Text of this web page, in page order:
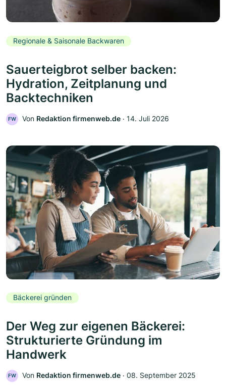
Regionale & Saisonale Backwaren
Sauerteigbrot selber backen:
Hydration, Zeitplanung und
Backtechniken
FW Von Redaktion firmenweb.de ‧ 14. Juli 2026
Bäckerei gründen
Der Weg zur eigenen Bäckerei:
Strukturierte Gründung im
Handwerk
FW Von Redaktion firmenweb.de ‧ 08. September 2025